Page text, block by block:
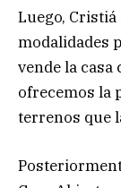
Luego,
modalidades
vende la casa
ofrecemos la
terrenos que